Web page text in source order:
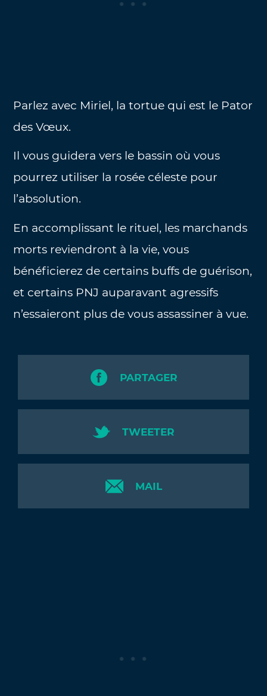
Parlez avec Miriel, la tortue qui est le Pator
des Vœux.
Il vous guidera vers le bassin où vous
pourrez utiliser la rosée céleste pour
l’absolution.
En accomplissant le rituel, les marchands
morts reviendront à la vie, vous
bénéficierez de certains buffs de guérison,
et certains PNJ auparavant agressifs
n’essaieront plus de vous assassiner à vue.
PARTAGER
TWEETER
MAIL